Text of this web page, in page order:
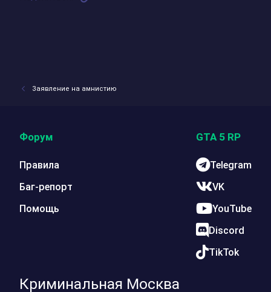
Заявление на амнистию
Криминальная Москва
Форум
Правила
Баг-репорт
Помощь
GTA 5 RP
Telegram
VK
YouTube
Discord
TikTok